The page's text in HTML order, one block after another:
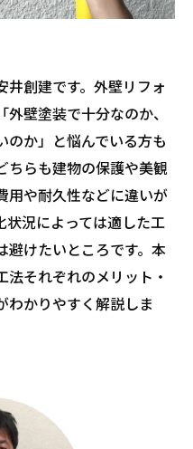
井創建です。外壁リフォ
壁塗装で十分なのか、
のか」と悩んでいる方も
ちらも建物の保護や美観
用や耐久性などに違いが
状況によっては適した工
避けたいところです。本
それぞれのメリット・
わかりやすく解説しま